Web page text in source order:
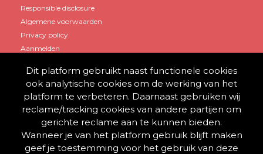
Responsible disclosure
Algemene voorwaarden
Privacy policy
Aanmelden
Mijn account
Account aanmaken
Winkelwagen
Inloggen
Dit platform gebruikt naast functionele cookies
ook analytische cookies om de werking van het
platform te verbeteren. Daarnaast gebruiken wij
reclame/tracking cookies van andere partijen om
gerichte reclame aan te kunnen bieden.
Wanneer je van het platform gebruik blijft maken
geef je toestemming voor het gebruik van deze